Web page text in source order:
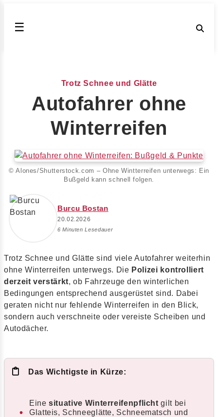
☰
Trotz Schnee und Glätte
Autofahrer ohne
Winterreifen
© Alones/Shutterstock.com – Ohne Wintterreifen unterwegs: Ein
Bußgeld kann schnell folgen.
Burcu Bostan
20.02.2026
6 Minuten Lesedauer
Trotz Schnee und Glätte sind viele Autofahrer weiterhin
ohne Winterreifen unterwegs. Die Polizei kontrolliert
derzeit verstärkt, ob Fahrzeuge den winterlichen
Bedingungen entsprechend ausgerüstet sind. Dabei
geraten nicht nur fehlende Winterreifen in den Blick,
sondern auch verschneite oder vereiste Scheiben und
Autodächer.
Das Wichtigste in Kürze:
Einesituative Winterreifenpflicht gilt bei
Glatteis, Schneeglätte, Schneematsch und